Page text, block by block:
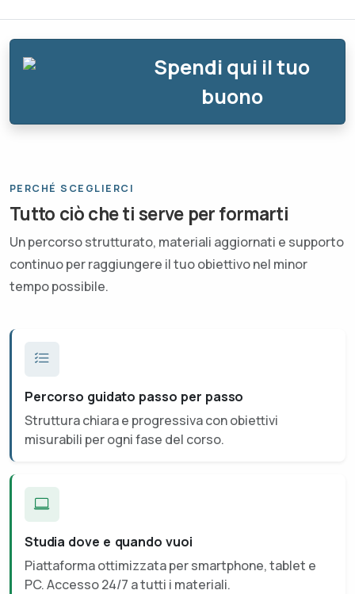
Spendi qui il tuo
buono
PERCHÉ SCEGLIERCI
Tutto ciò che ti serve per formarti
Un percorso strutturato, materiali aggiornati e supporto
continuo per raggiungere il tuo obiettivo nel minor
tempo possibile.
Percorso guidato passo per passo
Struttura chiara e progressiva con obiettivi
misurabili per ogni fase del corso.
Studia dove e quando vuoi
Piattaforma ottimizzata per smartphone, tablet e
PC. Accesso 24/7 a tutti i materiali.